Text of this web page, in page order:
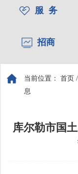
服 务
招商
当前位置： 首页 /
息
库尔勒市国